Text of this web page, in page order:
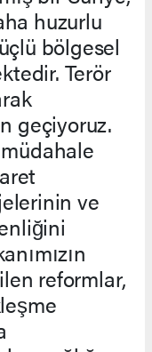
huzurlu
bölgesel
Terör
geçiyoruz.
ve
reformlar,